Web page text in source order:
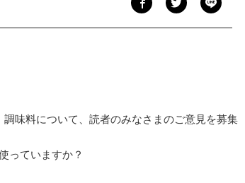
調味料について、読者のみなさまのご意見を募集
っていますか？